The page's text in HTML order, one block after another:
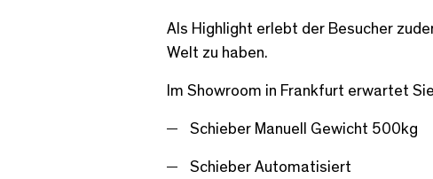
Als Highlight erlebt der Besucher
Welt zu haben.
Im Showroom in Frankfurt erwartet
Schieber Manuell Gewicht 500kg
Schieber Automatisiert